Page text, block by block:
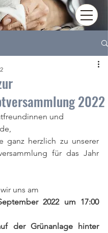
2022
und
ganz herzlich zu unserer
für das Jahr
uns am
2022 um 17:00
der Grünanlage hinter